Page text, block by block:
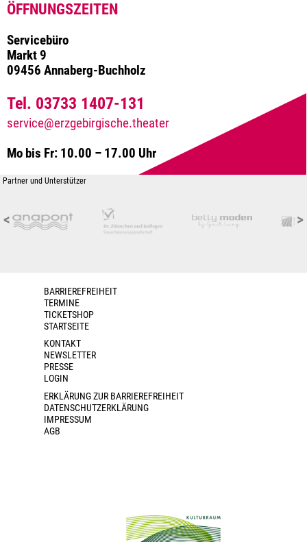
ÖFFNUNGSZEITEN
Servicebüro
Markt 9
09456 Annaberg-Buchholz
Tel. 03733 1407-131
service@erzgebirgische.theater
Mo bis Fr: 10.00 – 17.00 Uhr
Partner und Unterstützer
< >
BARRIEREFREIHEIT
TERMINE
TICKETSHOP
STARTSEITE
KONTAKT
NEWSLETTER
PRESSE
LOGIN
ERKLÄRUNG ZUR BARRIEREFREIHEIT
DATENSCHUTZERKLÄRUNG
IMPRESSUM
AGB